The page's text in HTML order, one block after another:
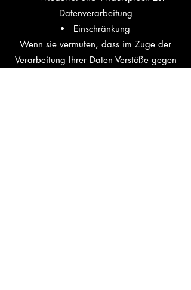
Datenverarbeitung
Einschränkung
Wenn sie vermuten, dass im Zuge der
Verarbeitung Ihrer Daten Verstöße gegen